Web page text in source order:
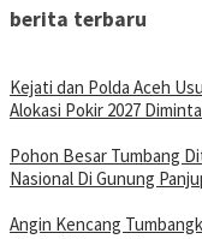
berita terbaru
Kejati dan Polda Aceh
Alokasi Pokir 2027
Pohon Besar Tumbang
Nasional Di Gunung
Angin Kencang